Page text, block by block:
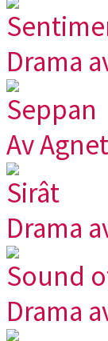
Drama
Seppan
Av
Sirât
Drama
Sound
Drama